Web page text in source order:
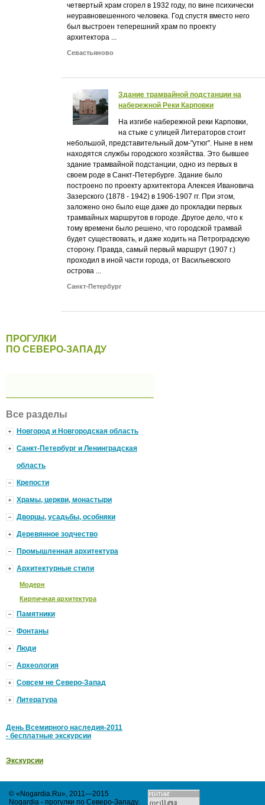
четвертый храм сгорел в 1932 году, по вине психически
неуравновешенного человека. Год спустя вместо него
был выстроен теперешний храм по проекту
архитектора ...
Севастьяново
Здание трамвайной подстанции на
набережной Реки Карповки
На изгибе набережной реки Карповки,
на стыке с улицей Литераторов стоит
небольшой, представительный дом-"утюг". Ныне в нем
находятся службы городского хозяйства. Это бывшее
здание трамвайной подстанции, одно из первых в
своем роде в Санкт-Петербурге. Здание было
построено по проекту архитектора Алексея Ивановича
Зазерского (1878 - 1942) в 1906-1907 гг. При этом,
заложено оно было еще даже до прокладки первых
трамвайных маршрутов в городе. Другое дело, что к
тому времени было решено, что городской трамвай
будет существовать, и даже ходить на Петроградскую
сторону. Правда, самый первый маршрут (1907 г.)
проходил в иной части города, от Васильевского
острова ...
Санкт-Петербург
ПРОГУЛКИ
ПО СЕВЕРО-ЗАПАДУ
Все разделы
Новгород и Новгородская область
Санкт-Петербург и Ленинградская
область
Крепости
Храмы, церкви, монастыри
Дворцы, усадьбы, особняки
Деревянное зодчество
Промышленная архитектура
Архитектурные стили
Модерн
Кирпичная архитектура
Памятники
Фонтаны
Люди
Археология
Совсем не Северо-Запад
Литература
День Всемирного наследия-2011
- бесплатные экскурсии
Экскурсии
© «Nogardia.Ru», 2011—2015
Nogardia - прогулки по Северо-Западу.